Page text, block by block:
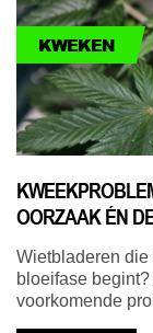
KWEKEN
OORZAAK ÉN
Wietbladeren
bloeifase
voorkomende